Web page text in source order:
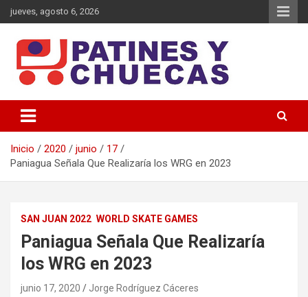
Saltar
al
jueves, agosto 6, 2026
Patines y Chuecas
Inicio 2020 junio
17
Paniagua Señala Que Realizaría los WRG en 2023
SAN JUAN 2022 WORLD SKATE GAMES
Paniagua Señala Que Realizaría
los WRG en 2023
junio 17, 2020 Jorge Rodríguez Cáceres